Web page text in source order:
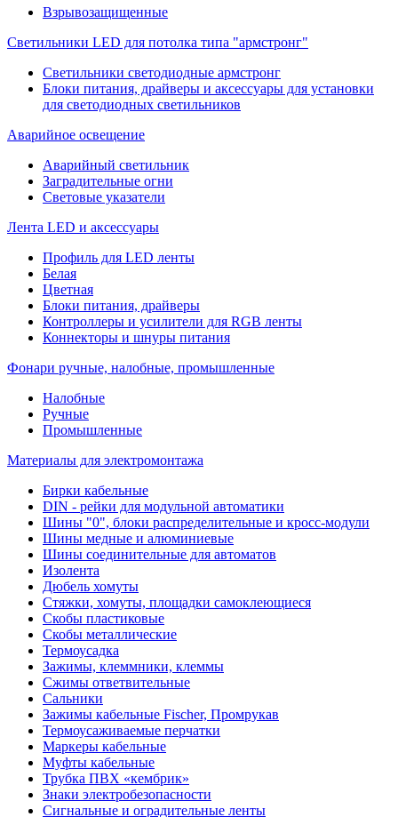
Взрывозащищенные
Светильники LED для потолка типа "армстронг"
Светильники светодиодные армстронг
Блоки питания, драйверы и аксессуары для установки
для светодиодных светильников
Аварийное освещение
Аварийный светильник
Заградительные огни
Световые указатели
Лента LED и аксессуары
Профиль для LED ленты
Белая
Цветная
Блоки питания, драйверы
Контроллеры и усилители для RGB ленты
Коннекторы и шнуры питания
Фонари ручные, налобные, промышленные
Налобные
Ручные
Промышленные
Материалы для электромонтажа
Бирки кабельные
DIN - рейки для модульной автоматики
Шины "0", блоки распределительные и кросс-модули
Шины медные и алюминиевые
Шины соединительные для автоматов
Изолента
Дюбель хомуты
Стяжки, хомуты, площадки самоклеющиеся
Скобы пластиковые
Скобы металлические
Термоусадка
Зажимы, клеммники, клеммы
Сжимы ответвительные
Сальники
Зажимы кабельные Fischer, Промрукав
Термоусаживаемые перчатки
Маркеры кабельные
Муфты кабельные
Трубка ПВХ «кембрик»
Знаки электробезопасности
Сигнальные и оградительные ленты